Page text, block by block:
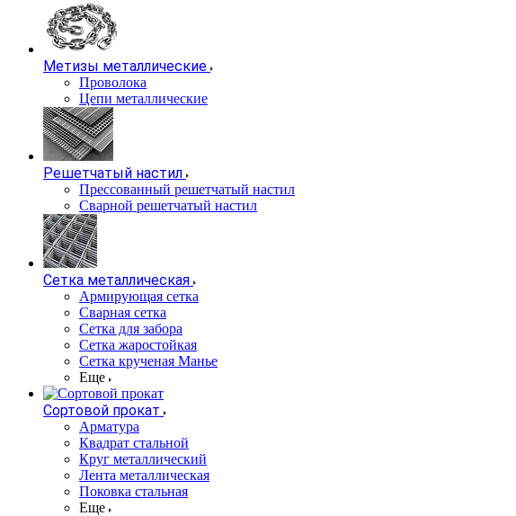
Метизы металлические
Проволока
Цепи металлические
Решетчатый настил
Прессованный решетчатый настил
Сварной решетчатый настил
Сетка металлическая
Армирующая сетка
Сварная сетка
Сетка для забора
Сетка жаростойкая
Сетка крученая Манье
Еще
Сортовой прокат
Арматура
Квадрат стальной
Круг металлический
Лента металлическая
Поковка стальная
Еще